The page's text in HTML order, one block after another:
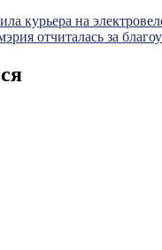
курьера на
отчиталась за